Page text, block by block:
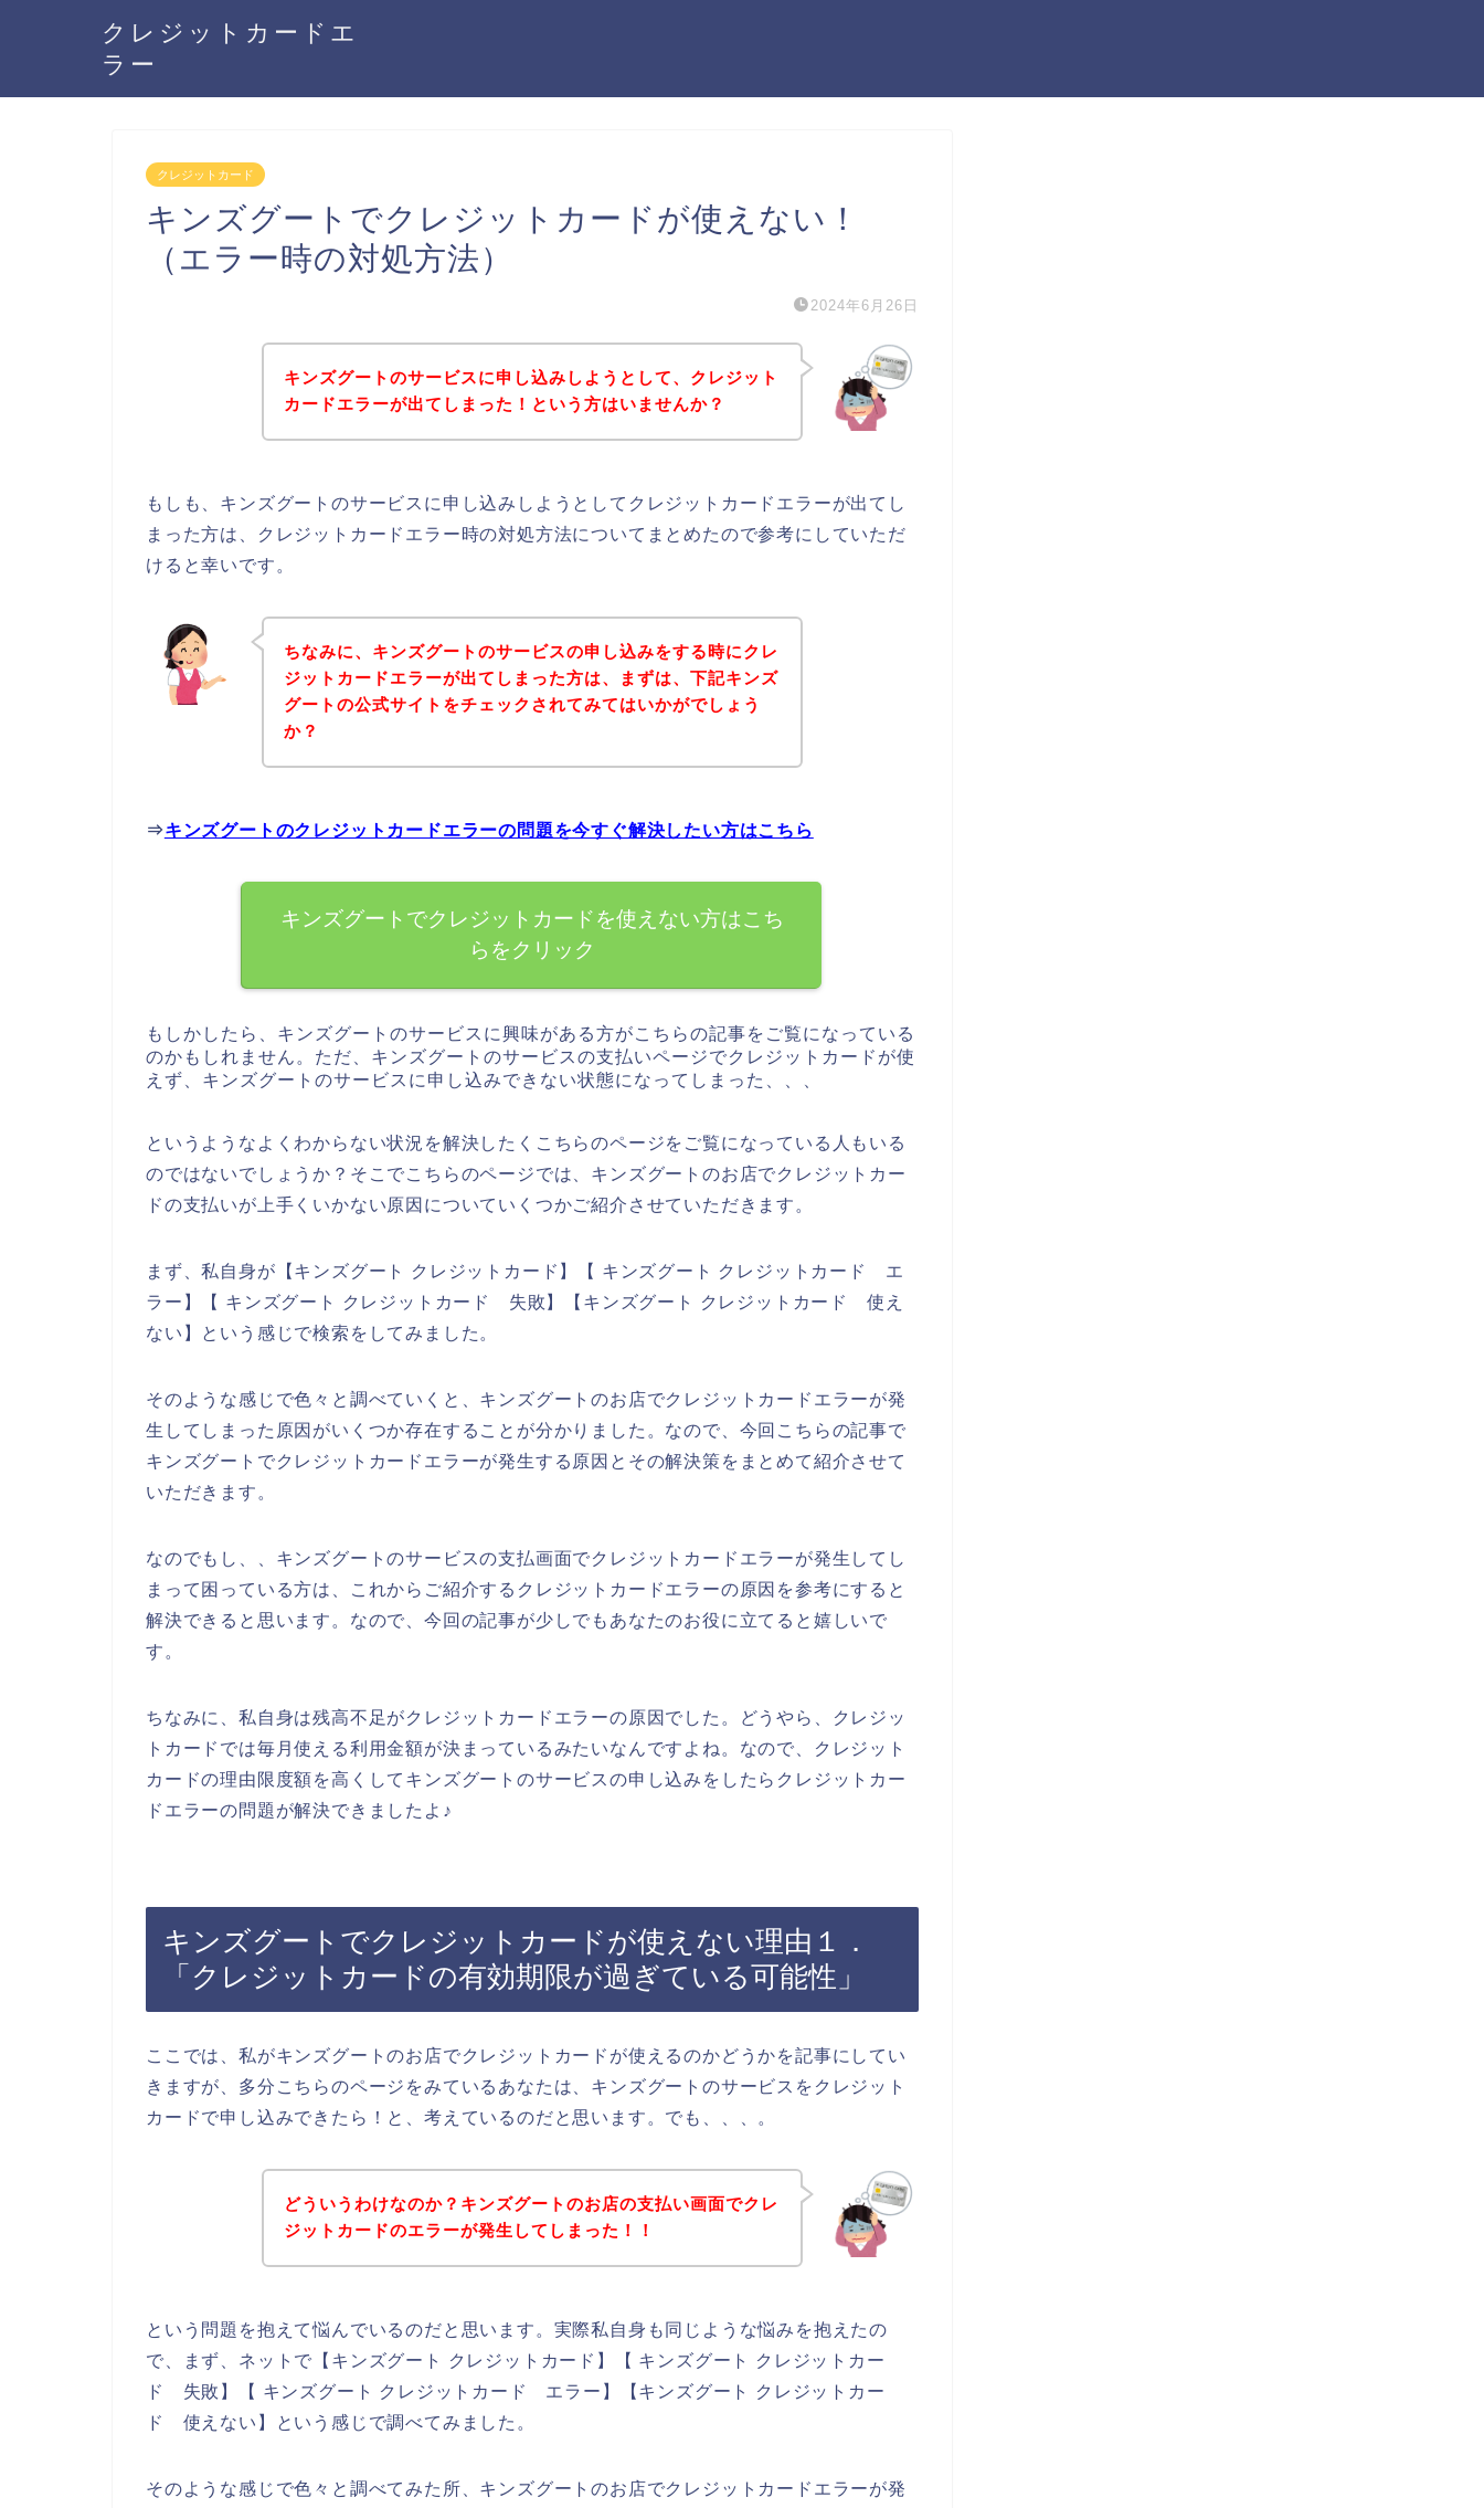
クレジットカードエ
ラー
クレジットカード
キンズグートでクレジットカードが使えない！
（エラー時の対処方法）
2024年6月26日
キンズグートのサービスに申し込みしようとして、クレジット
カードエラーが出てしまった！という方はいませんか？
もしも、キンズグートのサービスに申し込みしようとしてクレジットカードエラーが出てし
まった方は、クレジットカードエラー時の対処方法についてまとめたので参考にしていただ
けると幸いです。
ちなみに、キンズグートのサービスの申し込みをする時にクレ
ジットカードエラーが出てしまった方は、まずは、下記キンズ
グートの公式サイトをチェックされてみてはいかがでしょう
か？
⇒キンズグートのクレジットカードエラーの問題を今すぐ解決したい方はこちら
キンズグートでクレジットカードを使えない方はこち
らをクリック
もしかしたら、キンズグートのサービスに興味がある方がこちらの記事をご覧になっている
のかもしれません。ただ、キンズグートのサービスの支払いページでクレジットカードが使
えず、キンズグートのサービスに申し込みできない状態になってしまった、、、
というようなよくわからない状況を解決したくこちらのページをご覧になっている人もいる
のではないでしょうか？そこでこちらのページでは、キンズグートのお店でクレジットカー
ドの支払いが上手くいかない原因についていくつかご紹介させていただきます。
まず、私自身が【キンズグート クレジットカード】【 キンズグート クレジットカード エ
ラー】【 キンズグート クレジットカード 失敗】【キンズグート クレジットカード 使え
ない】という感じで検索をしてみました。
そのような感じで色々と調べていくと、キンズグートのお店でクレジットカードエラーが発
生してしまった原因がいくつか存在することが分かりました。なので、今回こちらの記事で
キンズグートでクレジットカードエラーが発生する原因とその解決策をまとめて紹介させて
いただきます。
なのでもし、、キンズグートのサービスの支払画面でクレジットカードエラーが発生してし
まって困っている方は、これからご紹介するクレジットカードエラーの原因を参考にすると
解決できると思います。なので、今回の記事が少しでもあなたのお役に立てると嬉しいで
す。
ちなみに、私自身は残高不足がクレジットカードエラーの原因でした。どうやら、クレジッ
トカードでは毎月使える利用金額が決まっているみたいなんですよね。なので、クレジット
カードの理由限度額を高くしてキンズグートのサービスの申し込みをしたらクレジットカー
ドエラーの問題が解決できましたよ♪
キンズグートでクレジットカードが使えない理由１．
「クレジットカードの有効期限が過ぎている可能性」
ここでは、私がキンズグートのお店でクレジットカードが使えるのかどうかを記事にしてい
きますが、多分こちらのページをみているあなたは、キンズグートのサービスをクレジット
カードで申し込みできたら！と、考えているのだと思います。でも、、、。
どういうわけなのか？キンズグートのお店の支払い画面でクレ
ジットカードのエラーが発生してしまった！！
という問題を抱えて悩んでいるのだと思います。実際私自身も同じような悩みを抱えたの
で、まず、ネットで【キンズグート クレジットカード】【 キンズグート クレジットカー
ド 失敗】【 キンズグート クレジットカード エラー】【キンズグート クレジットカー
ド 使えない】という感じで調べてみました。
そのような感じで色々と調べてみた所、キンズグートのお店でクレジットカードエラーが発